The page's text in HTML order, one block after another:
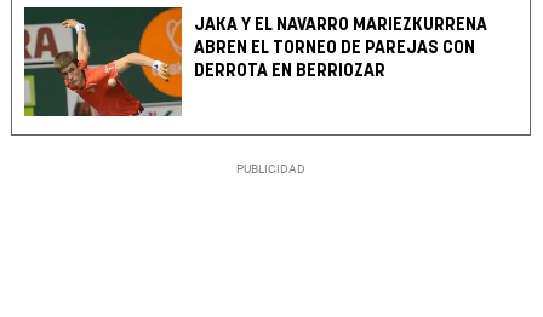
JAKA Y EL NAVARRO MARIEZKURRENA
ABREN EL TORNEO DE PAREJAS CON
DERROTA EN BERRIOZAR